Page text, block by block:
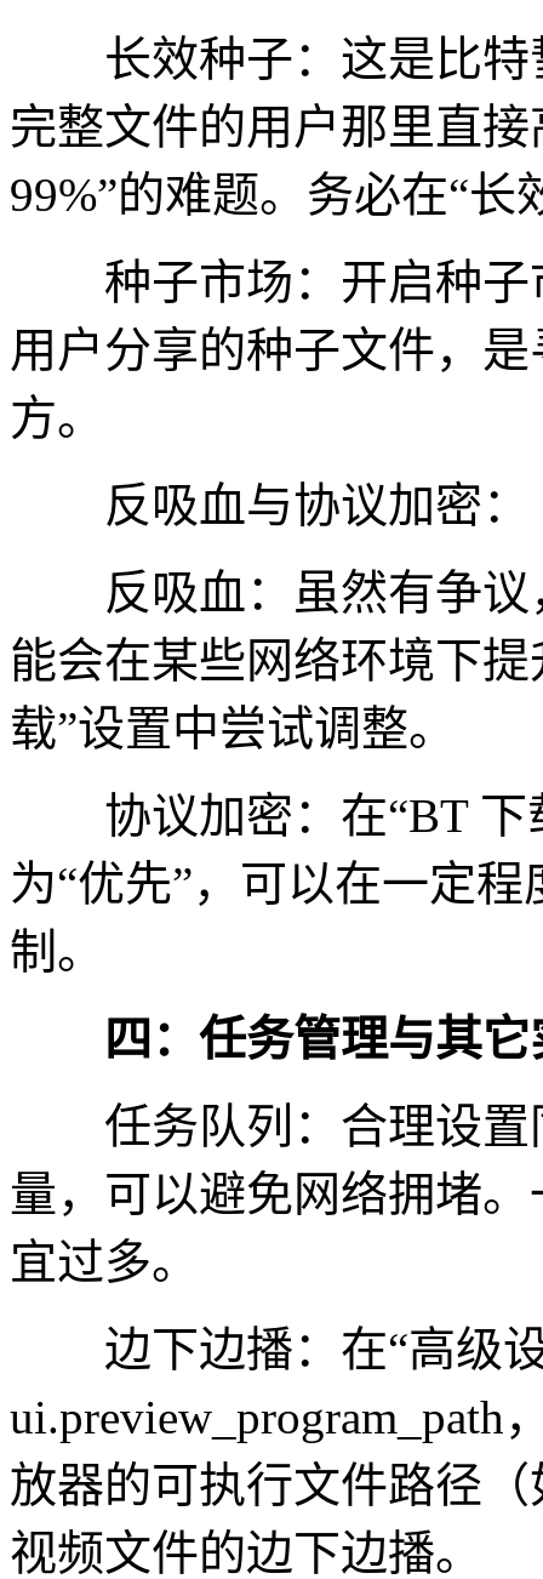
长效种子：这是比特
完整文件的用户那里直
99%”的难题。务必在“
种子市场：开启种子
用户分享的种子文件，
方。
反吸血与协议加密：
反吸血：虽然有争议
能会在某些网络环境下
载”设置中尝试调整。
协议加密：在“BT 下
为“优先”，可以在一定
制。
四：任务管理与其它
任务队列：合理设置
量，可以避免网络拥堵
宜过多。
边下边播：在“高级设
放器的可执行文件路径（
视频文件的边下边播。